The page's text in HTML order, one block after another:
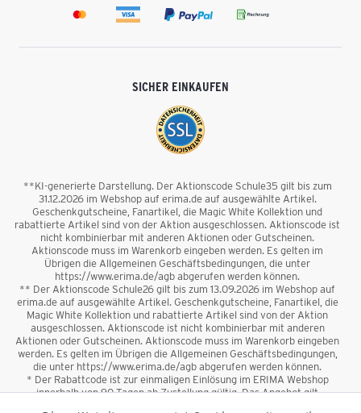
SICHER EINKAUFEN
**KI-generierte Darstellung. Der Aktionscode Schule35 gilt bis zum
31.12.2026 im Webshop auf erima.de auf ausgewählte Artikel.
Geschenkgutscheine, Fanartikel, die Magic White Kollektion und
rabattierte Artikel sind von der Aktion ausgeschlossen. Aktionscode ist
nicht kombinierbar mit anderen Aktionen oder Gutscheinen.
Aktionscode muss im Warenkorb eingeben werden. Es gelten im
Übrigen die Allgemeinen Geschäftsbedingungen, die unter
https://www.erima.de/agb abgerufen werden können.
** Der Aktionscode Schule26 gilt bis zum 13.09.2026 im Webshop auf
erima.de auf ausgewählte Artikel. Geschenkgutscheine, Fanartikel, die
Magic White Kollektion und rabattierte Artikel sind von der Aktion
ausgeschlossen. Aktionscode ist nicht kombinierbar mit anderen
Aktionen oder Gutscheinen. Aktionscode muss im Warenkorb eingeben
werden. Es gelten im Übrigen die Allgemeinen Geschäftsbedingungen,
die unter https://www.erima.de/agb abgerufen werden können.
* Der Rabattcode ist zur einmaligen Einlösung im ERIMA Webshop
innerhalb von 90 Tagen ab Zustellung gültig. Das Angebot gilt